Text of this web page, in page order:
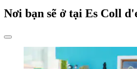
Nơi bạn sẽ ở tại Es Coll